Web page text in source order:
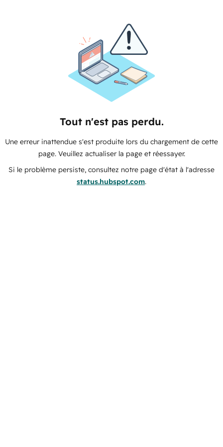
Tout n'est pas perdu.
Une erreur inattendue s'est produite lors du chargement de cette
page. Veuillez actualiser la page et réessayer.
Si le problème persiste, consultez notre page d'état à l'adresse
status.hubspot.com.